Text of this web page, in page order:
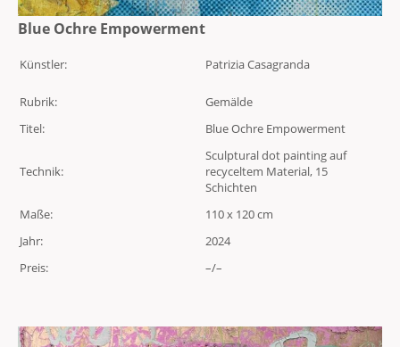
Blue Ochre Empowerment
Künstler: Patrizia Casagranda
Rubrik:
Gemälde
Titel:
Blue Ochre Empowerment
Technik:
Sculptural dot painting auf
recyceltem Material, 15
Schichten
Maße:
110 x 120 cm
Jahr:
2024
Preis:
–/–